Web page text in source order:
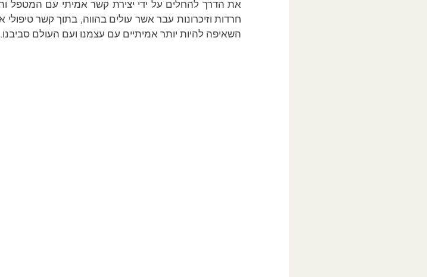
השאיפה להיות יותר אמיתיים עם עצמנו ועם העולם סביבנו.